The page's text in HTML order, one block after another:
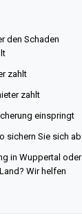
den Schaden
zahlt
zahlt
einspringt
sichern Sie sich ab
in Wuppertal oder
Wir helfen